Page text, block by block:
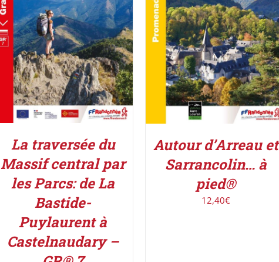
AJOUTER AU PANIER
/
DÉTAILS
La traversée du
Massif central par
les Parcs: de La
Bastide-
Puylaurent à
Castelnaudary –
ACHETER LE PRODUIT
/
DÉTAILS
Autour d’Arreau et
Sarrancolin… à
pied®
12,40€